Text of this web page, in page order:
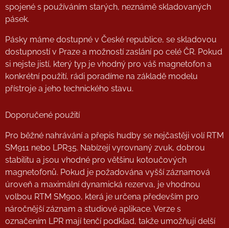
spojené s používáním starých, neznámě skladovaných
pásek.
Pásky máme dostupné v České republice, se skladovou
dostupností v Praze a možností zaslání po celé ČR. Pokud
si nejste jistí, který typ je vhodný pro váš magnetofon a
konkrétní použití, rádi poradíme na základě modelu
přístroje a jeho technického stavu.
Doporučené použití
Pro běžné nahrávání a přepis hudby se nejčastěji volí RTM
SM911 nebo LPR35. Nabízejí vyrovnaný zvuk, dobrou
stabilitu a jsou vhodné pro většinu kotoučových
magnetofonů. Pokud je požadována vyšší záznamová
úroveň a maximální dynamická rezerva, je vhodnou
volbou RTM SM900, která je určena především pro
náročnější záznam a studiové aplikace. Verze s
označením LPR mají tenčí podklad, takže umožňují delší